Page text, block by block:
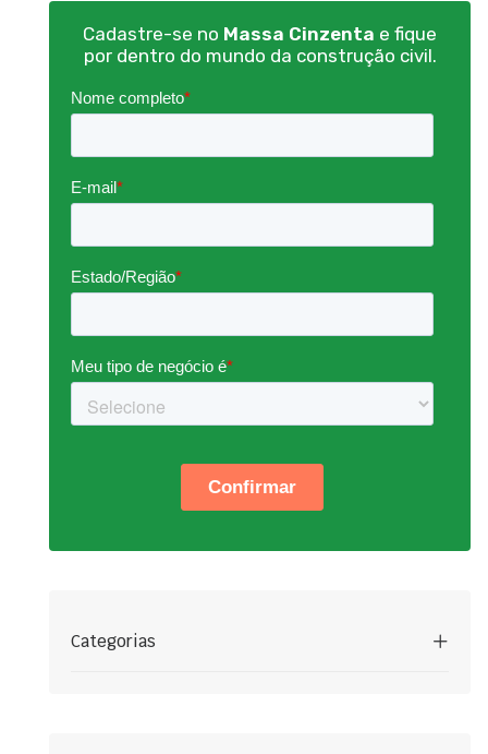
Cadastre-se no Massa Cinzenta e fique
por dentro do mundo da construção civil.
Categorias